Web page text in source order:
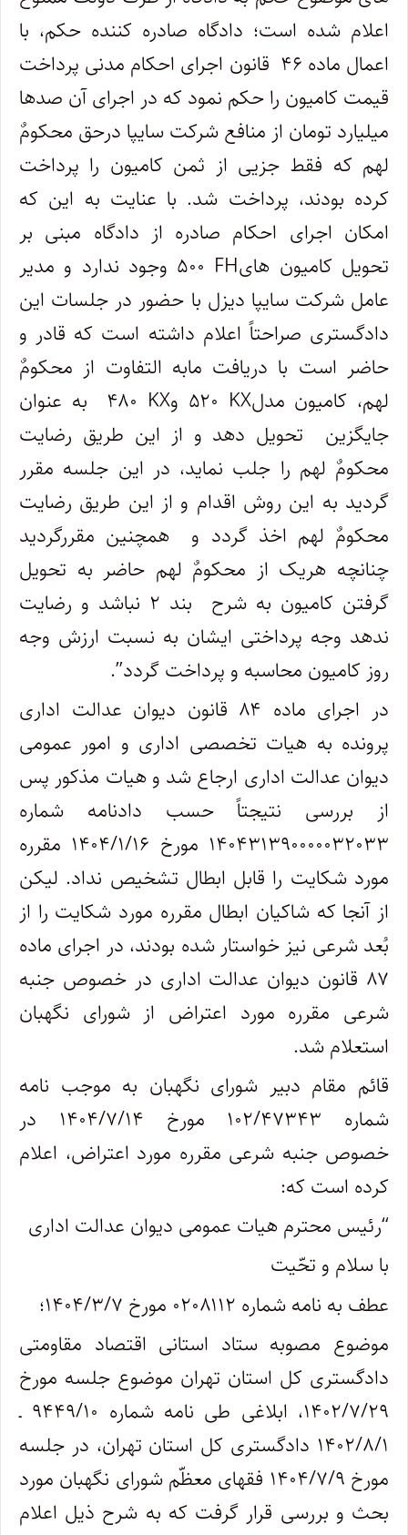
اعلام شده است؛ دادگاه صادره کننده حکم، با
اعمال ماده ۴۶ قانون اجرای احکام مدنی پرداخت
قیمت کامیون را حکم نمود که در اجرای آن صدها
میلیارد تومان از منافع شرکت سایپا درحق محکومٌ
لهم که فقط جزیی از ثمن کامیون را پرداخت
کرده بودند، پرداخت شد. با عنایت به این که
امکان اجرای احکام صادره از دادگاه مبنی بر
تحویل کامیون هایFH
۵۰۰ وجود ندارد و مدیر
عامل شرکت سایپا دیزل با حضور در جلسات این
دادگستری صراحتاً اعلام داشته است که قادر و
حاضر است با دریافت مابه التفاوت از محکومٌ
لهم، کامیون مدلKX ۵۲۰ و KX
۴۸۰ به عنوان
جایگزین تحویل دهد و از این طریق رضایت
محکومٌ لهم را جلب نماید، در این جلسه مقرر
گردید به این روش اقدام و از این طریق رضایت
محکومٌ لهم اخذ گردد و همچنین مقررگردید
چنانچه هریک از محکومٌ لهم حاضر به تحویل
گرفتن کامیون به شرح بند ۲ نباشد و رضایت
ندهد وجه پرداختی ایشان به نسبت ارزش وجه
روز کامیون محاسبه و پرداخت گردد.”
در اجرای ماده ۸۴ قانون دیوان عدالت اداری
پرونده به هیات تخصصی اداری و امور عمومی
دیوان عدالت اداری ارجاع شد و هیات مذکور پس
از بررسی نتیجتاً حسب دادنامه شماره
۱۴۰۴۳۱۳۹۰۰۰۰۰۳۲۰۳۳ مورخ ۱۴۰۴/۱/۱۶ مقرره
مورد شکایت را قابل ابطال تشخیص نداد. لیکن
از آنجا که شاکیان ابطال مقرره مورد شکایت را از
بُعد شرعی نیز خواستار شده بودند، در اجرای ماده
۸۷ قانون دیوان عدالت اداری در خصوص جنبه
شرعی مقرره مورد اعتراض از شورای نگهبان
استعلام شد.
قائم مقام دبیر شورای نگهبان به موجب نامه
شماره ۱۰۲/۴۷۳۴۳ مورخ ۱۴۰۴/۷/۱۴ در
خصوص جنبه شرعی مقرره مورد اعتراض، اعلام
کرده است که:
“رئیس محترم هیات عمومی دیوان عدالت اداری
با سلام و تحّیت
عطف به نامه شماره ۰۲۰۸۱۱۲ مورخ ۱۴۰۴/۳/۷؛
موضوع مصوبه ستاد استانی اقتصاد مقاومتی
دادگستری کل استان تهران موضوع جلسه مورخ
۱۴۰۲/۷/۲۹، ابلاغی طی نامه شماره ۹۴۴۹/۱۰ ـ
۱۴۰۲/۸/۱ دادگستری کل استان تهران، در جلسه
مورخ ۱۴۰۴/۷/۹ فقهای معظّم شورای نگهبان مورد
بحث و بررسی قرار گرفت که به شرح ذیل اعلام